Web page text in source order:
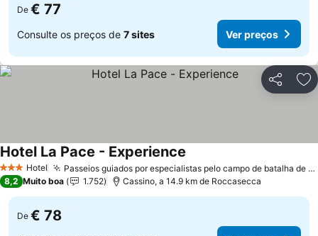
De € 77
Consulte os preços de 7 sites Ver preços
Partilhar
3 EstrelasHotel Passeios guiados por especialistas pelo campo de batalha de Monte Cassino
Hotel La Pace - Experience
8,2 Muito boa 1.752 Cassino, a 14.9 km de Roccasecca
De € 78